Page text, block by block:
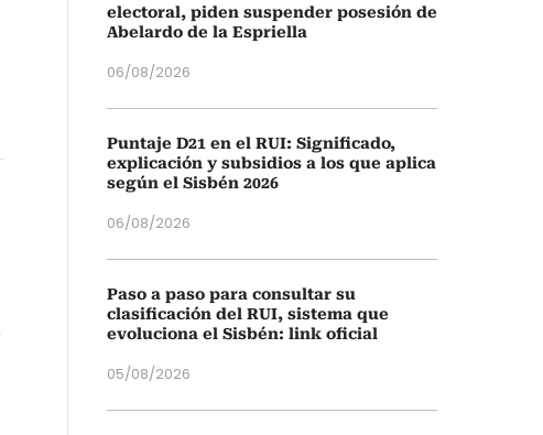
electoral, piden suspender posesión de
Abelardo de la Espriella
06/08/2026
Puntaje D21 en el RUI: Significado,
explicación y subsidios a los que aplica
según el Sisbén 2026
06/08/2026
Paso a paso para consultar su
clasificación del RUI, sistema que
evoluciona el Sisbén: link oficial
05/08/2026